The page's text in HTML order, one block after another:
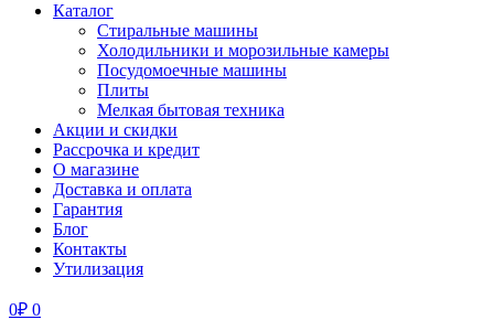
Каталог
Стиральные машины
Холодильники и морозильные камеры
Посудомоечные машины
Плиты
Мелкая бытовая техника
Акции и скидки
Рассрочка и кредит
О магазине
Доставка и оплата
Гарантия
Блог
Контакты
Утилизация
0₽ 0